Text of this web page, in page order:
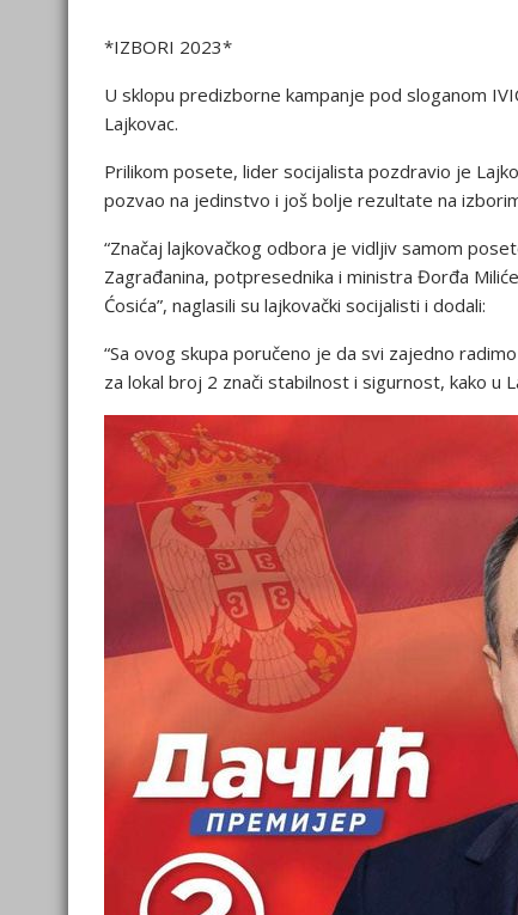
*IZBORI 2023*
U sklopu predizborne kampanje pod sloganom
Lajkovac.
Prilikom posete, lider socijalista pozdravio je
pozvao na jedinstvo i još bolje rezultate na
“Značaj lajkovačkog odbora je vidljiv samom
Zagrađanina, potpresednika i ministra Đorđa
Ćosića”, naglasili su lajkovački socijalisti i dodali:
“Sa ovog skupa poručeno je da svi zajedno
za lokal broj 2 znači stabilnost i sigurnost, kako u